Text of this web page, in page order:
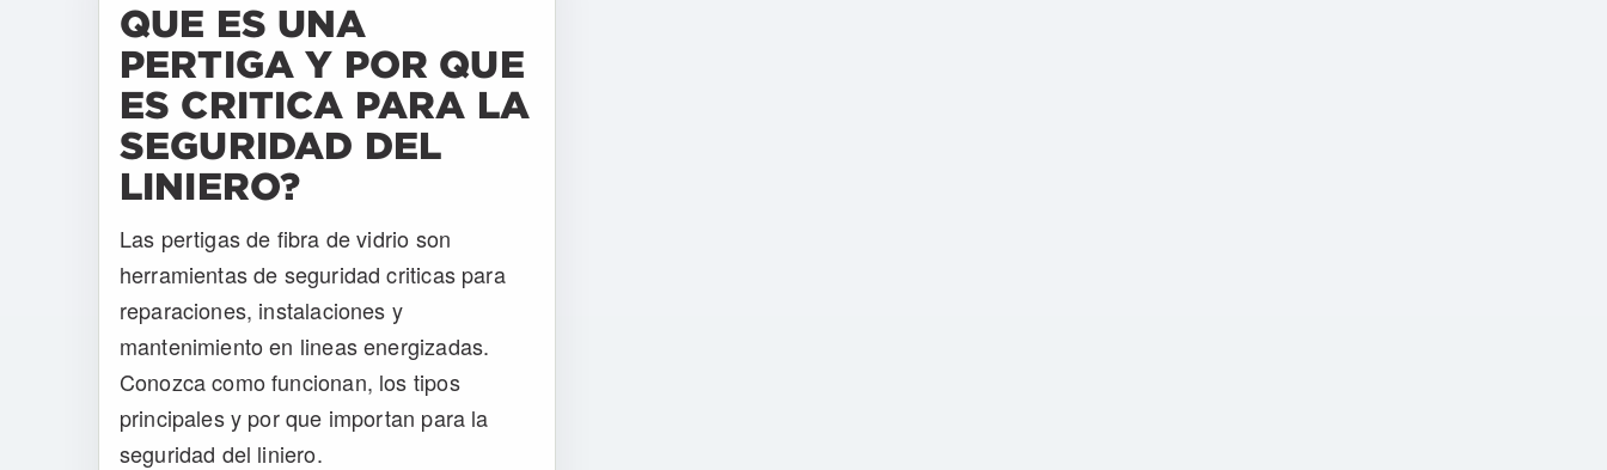
QUE ES UNA
PERTIGA Y POR QUE
ES CRITICA PARA LA
SEGURIDAD DEL
LINIERO?
Las pertigas de fibra de vidrio son
herramientas de seguridad criticas para
reparaciones, instalaciones y
mantenimiento en lineas energizadas.
Conozca como funcionan, los tipos
principales y por que importan para la
seguridad del liniero.